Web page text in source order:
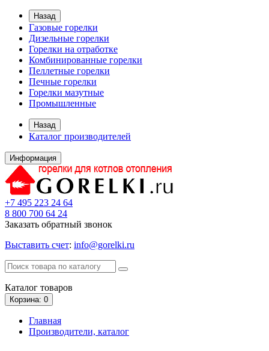
Назад
Газовые горелки
Дизельные горелки
Горелки на отработке
Комбинированные горелки
Пеллетные горелки
Печные горелки
Горелки мазутные
Промышленные
Назад
Каталог производителей
Информация
+7 495 223 24 64
8 800 700 64 24
Заказать обратный звонок
Выставить счет: info@gorelki.ru
Каталог товаров
Корзина: 0
Главная
Производители, каталог